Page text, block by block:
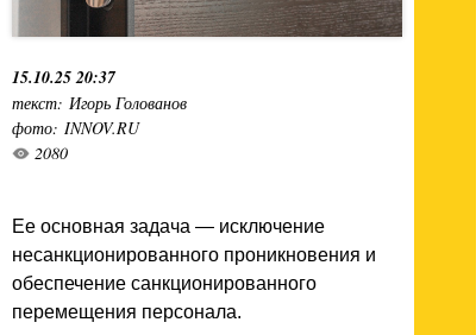
15.10.25 20:37
текст: Игорь Голованов
фото: INNOV.RU
2080
Ее основная задача — исключение
несанкционированного проникновения и
обеспечение санкционированного
перемещения персонала.